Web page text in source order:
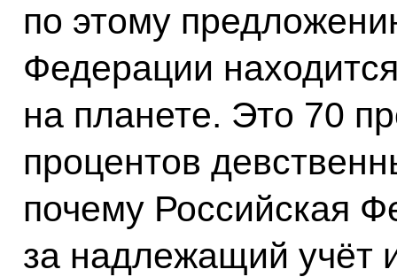
по этому
Федерации
на планете. Это 70
процентов
почему Российская
за надлежащий учёт